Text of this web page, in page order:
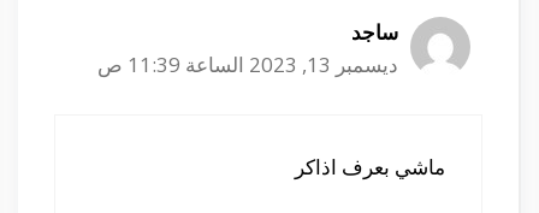
ساجد
ديسمبر 13, 2023 الساعة 11:39 ص
ماشي بعرف اذاكر